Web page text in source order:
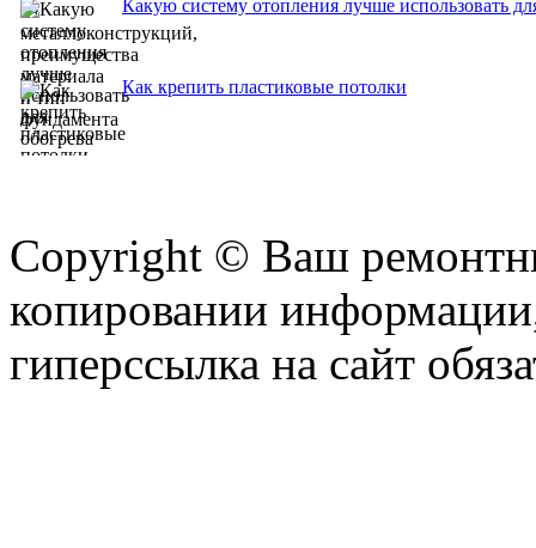
Какую систему отопления лучше использовать
Как крепить пластиковые потолки
Copyright © Ваш
копировании
гиперссылка на сайт